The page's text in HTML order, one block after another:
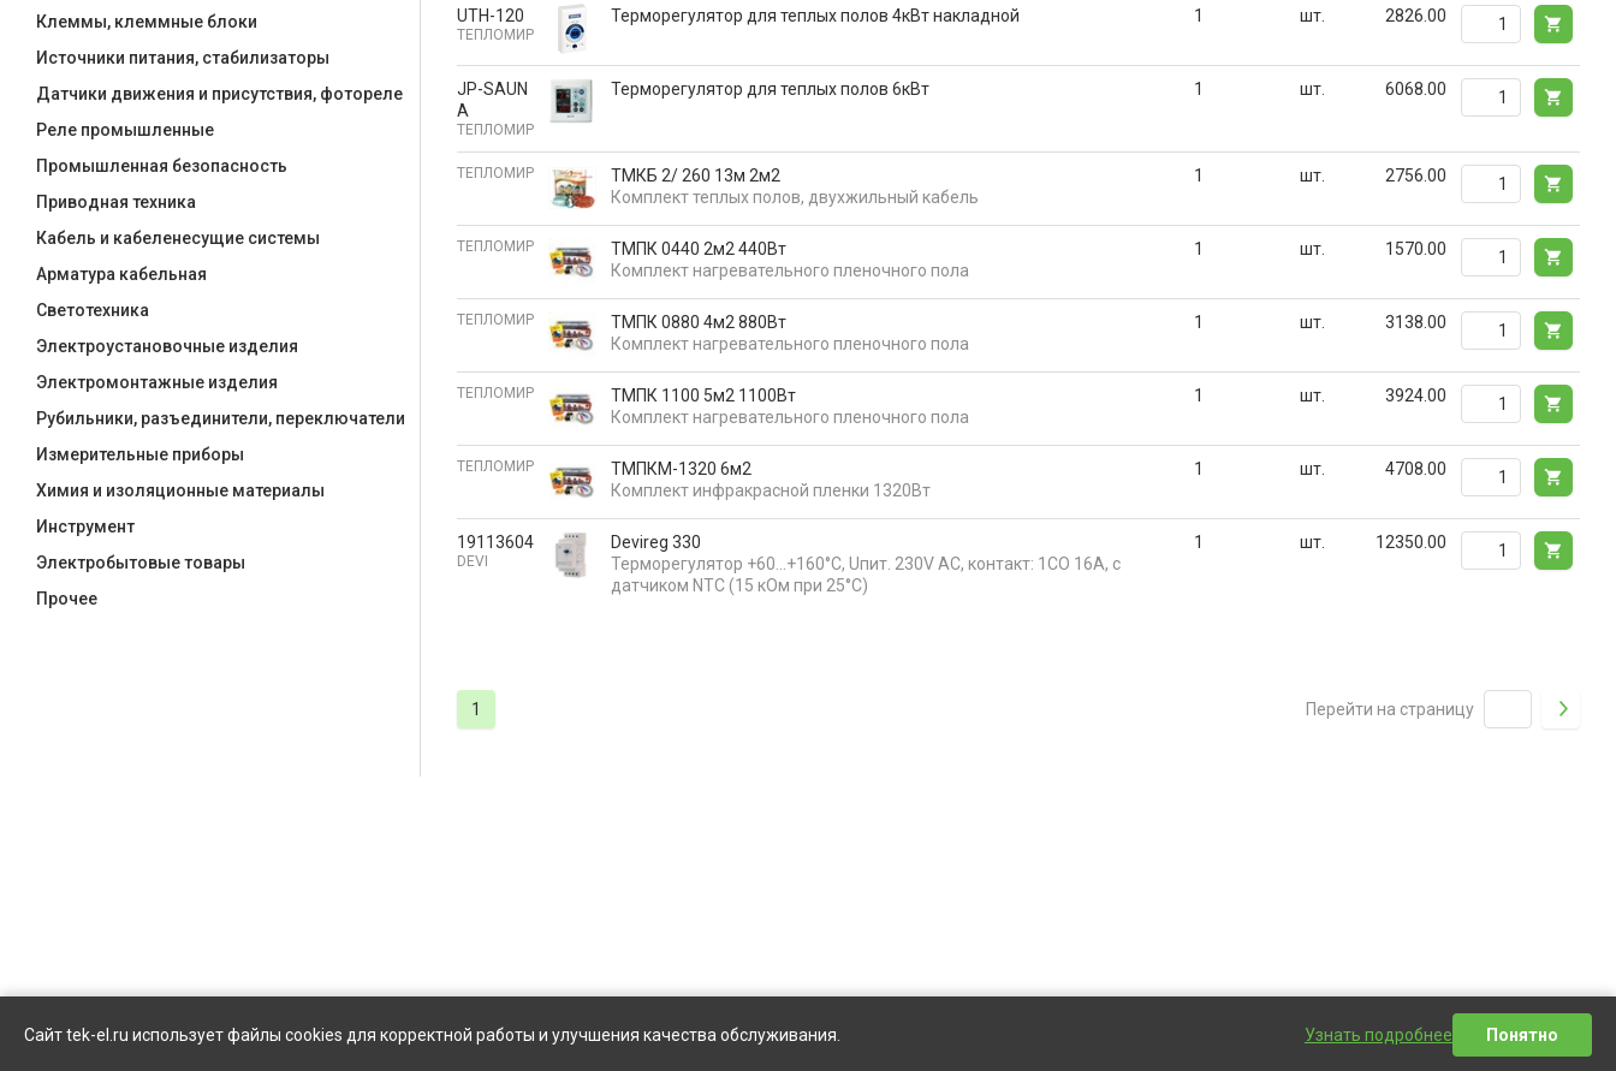
UTH-120
ТЕПЛОМИР
Терморегулятор для теплых полов 4кВт накладной 1 шт. 2826.00
JP-SAUN
A
ТЕПЛОМИР
Терморегулятор для теплых полов 6кВт 1 шт. 6068.00
ТЕПЛОМИР
ТМКБ 2/ 260 13м 2м2
Комплект теплых полов, двухжильный кабель
1 шт. 2756.00
ТЕПЛОМИР
ТМПК 0440 2м2 440Вт
Комплект нагревательного пленочного пола
1 шт. 1570.00
ТЕПЛОМИР
ТМПК 0880 4м2 880Вт
Комплект нагревательного пленочного пола
1 шт. 3138.00
ТЕПЛОМИР
ТМПК 1100 5м2 1100Вт
Комплект нагревательного пленочного пола
1 шт. 3924.00
ТЕПЛОМИР
ТМПКМ-1320 6м2
Комплект инфракрасной пленки 1320Вт
1 шт. 4708.00
19113604
DEVI
Devireg 330
Терморегулятор +60…+160°C, Uпит. 230V AC, контакт: 1CO 16А, с
датчиком NTC (15 кОм при 25°C)
1 шт. 12350.00
1 Перейти на страницу
Клеммы, клеммные блоки
Источники питания, стабилизаторы
Датчики движения и присутствия, фотореле
Реле промышленные
Промышленная безопасность
Приводная техника
Кабель и кабеленесущие системы
Арматура кабельная
Светотехника
Электроустановочные изделия
Электромонтажные изделия
Рубильники, разъединители, переключатели
Измерительные приборы
Химия и изоляционные материалы
Инструмент
Электробытовые товары
Прочее
Написать сообщение
Сайт tek-el.ru использует файлы cookies для корректной работы и улучшения качества обслуживания. Узнать подробнее Понятно